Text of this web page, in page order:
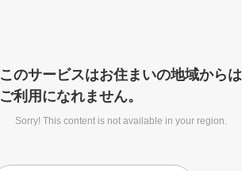
このサービスはお住まいの地域からは
ご利用になれません。
Sorry! This content is not available in your region.